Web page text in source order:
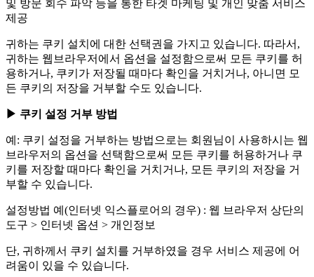
및 방문 회수 파악 등을 통한 타겟 마케팅 및 개인 맞춤 서비스
제공
귀하는 쿠키 설치에 대한 선택권을 가지고 있습니다. 따라서,
귀하는 웹브라우저에서 옵션을 설정함으로써 모든 쿠키를 허
용하거나, 쿠키가 저장될 때마다 확인을 거치거나, 아니면 모
든 쿠키의 저장을 거부할 수도 있습니다.
▶ 쿠키 설정 거부 방법
예: 쿠키 설정을 거부하는 방법으로는 회원님이 사용하시는 웹
브라우저의 옵션을 선택함으로써 모든 쿠키를 허용하거나 쿠
키를 저장할 때마다 확인을 거치거나, 모든 쿠키의 저장을 거
부할 수 있습니다.
설정방법 예(인터넷 익스플로어의 경우) : 웹 브라우저 상단의
도구 > 인터넷 옵션 > 개인정보
단, 귀하께서 쿠키 설치를 거부하였을 경우 서비스 제공에 어
려움이 있을 수 있습니다.